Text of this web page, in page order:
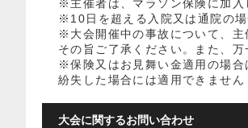
※主催者は、マラソン保険に加入
※10日を超える入院又は通院の
※大会開催中の事故について、主
その旨ご了承ください。また、
※保険又はお見舞い金適用の場合
紛失した場合には適用できません
大会に関するお問い合わせ